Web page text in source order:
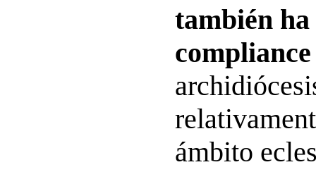
también
ámbito